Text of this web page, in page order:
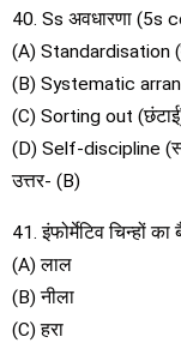
40. Ss अवधारणा (5s
(A) Standardisation
(B) Systematic
(C) Sorting out
(D) Self-discipline
उत्तर- (B)
41. इंफोर्मेटिव चिन्हों
(A) लाल
(B) नीला
(C) हरा